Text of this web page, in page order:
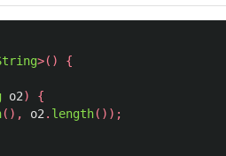
>()
{
o2)
{
(), o2 . length());